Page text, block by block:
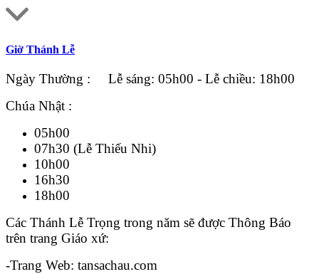
Giờ Thánh Lễ
Ngày Thường : Lễ sáng: 05h00 - Lễ chiều: 18h00
Chúa Nhật :
05h00
07h30 (Lễ Thiếu Nhi)
10h00
16h30
18h00
Các Thánh Lễ Trọng trong năm sẽ được Thông Báo
trên trang Giáo xứ:
-Trang Web: tansachau.com